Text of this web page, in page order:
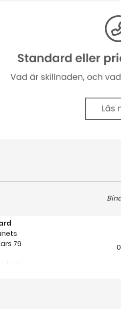
79
- fast